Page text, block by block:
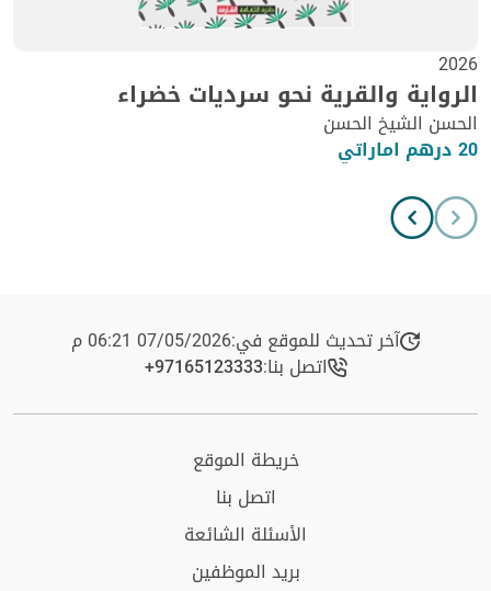
2026
الرواية والقرية نحو سرديات خضراء
الحسن الشيخ الحسن
20 درهم اماراتي
آخر تحديث للموقع في:07/05/2026 06:21 م
اتصل بنا:+97165123333​
خريطة الموقع
اتصل بنا
الأسئلة الشائعة
بريد الموظفين